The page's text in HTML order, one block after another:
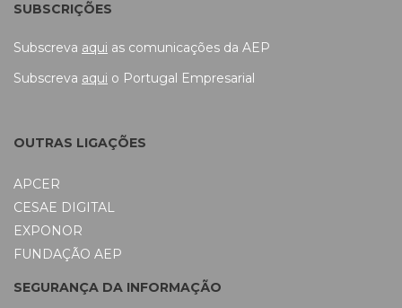
SUBSCRIÇÕES
Subscreva aqui as comunicações da AEP
Subscreva aqui o Portugal Empresarial
OUTRAS LIGAÇÕES
APCER
CESAE DIGITAL
EXPONOR
FUNDAÇÃO AEP
SEGURANÇA DA INFORMAÇÃO